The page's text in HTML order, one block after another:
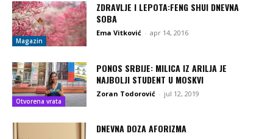
Magazin
ZDRAVLJE I LEPOTA:FENG SHUI DNEVNA
SOBA
Ema Vitković - apr 14, 2016
Otvorena vrata
PONOS SRBIJE: MILICA IZ ARILJA JE
NAJBOLJI STUDENT U MOSKVI
Zoran Todorović - jul 12, 2019
DNEVNA DOZA AFORIZMA